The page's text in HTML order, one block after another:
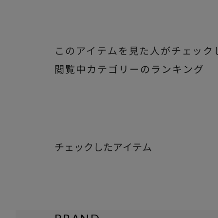
このアイテムを見た人がチェック
閲覧中カテゴリーのランキング
チェックしたアイテム